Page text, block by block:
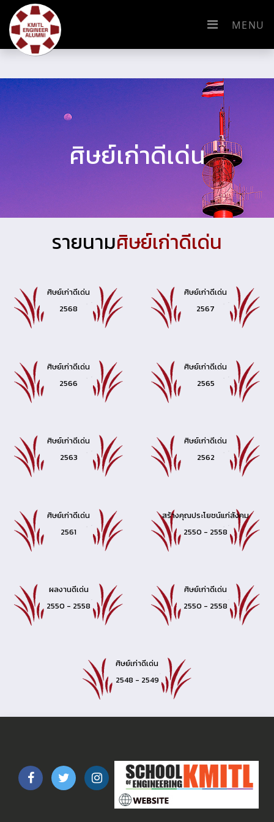
MENU
ศิษย์เก่าดีเด่น
รายนามศิษย์เก่าดีเด่น
ศิษย์เก่าดีเด่น
2568
ศิษย์เก่าดีเด่น
2567
ศิษย์เก่าดีเด่น
2566
ศิษย์เก่าดีเด่น
2565
ศิษย์เก่าดีเด่น
2563
ศิษย์เก่าดีเด่น
2562
ศิษย์เก่าดีเด่น
2561
สร้างคุณประโยชน์แก่สังคม
2550 - 2558
ผลงานดีเด่น
2550 - 2558
ศิษย์เก่าดีเด่น
2550 - 2558
ศิษย์เก่าดีเด่น
2548 - 2549